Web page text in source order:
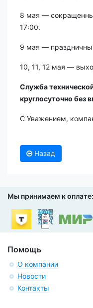
8 мая —
17:00.
9 мая —
10, 11, 12 мая —
Служба
круглосуточно без
С Уважением,
Назад
Мы принимаем к оплате:
Помощь
О компании
Новости
Контакты